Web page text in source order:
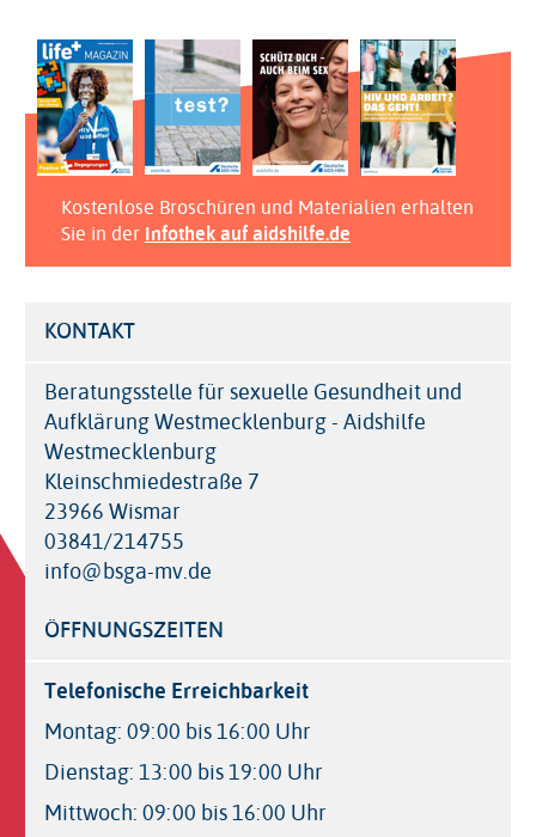
Kostenlose Broschüren und Materialien erhalten
Sie in der Infothek auf aidshilfe.de
KONTAKT
Beratungsstelle für sexuelle Gesundheit und
Aufklärung Westmecklenburg - Aidshilfe
Westmecklenburg
Kleinschmiedestraße 7
23966 Wismar
03841/214755
info@bsga-mv.de
ÖFFNUNGSZEITEN
Telefonische Erreichbarkeit
Montag: 09:00 bis 16:00 Uhr
Dienstag: 13:00 bis 19:00 Uhr
Mittwoch: 09:00 bis 16:00 Uhr